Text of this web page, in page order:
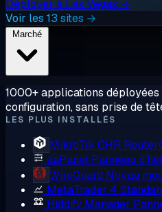
Déployer à Las Vegas →
Voir les 13 sites →
1000+ applications déployées
configuration, sans prise de
LES PLUS INSTALLÉS
MikroTik CHR
aaPanel Panneau
WireGuard Noyau
MetaTrader 4
Hiddify Manager